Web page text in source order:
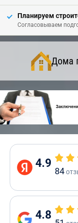
Планируем
Согласовываем
Дома
4.9
84
4.8